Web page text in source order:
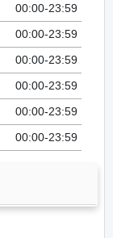
00:00-23:59
00:00-23:59
00:00-23:59
00:00-23:59
00:00-23:59
00:00-23:59